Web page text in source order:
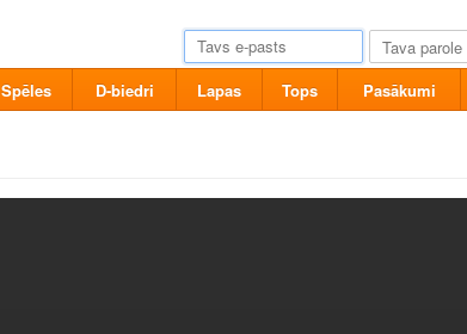
Spēles D-biedri Lapas Tops Pasākumi